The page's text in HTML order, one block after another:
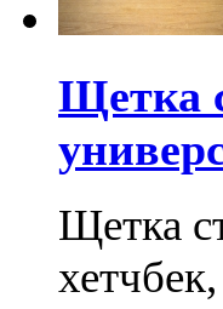
Щетка
Щетка